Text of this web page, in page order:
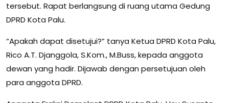
tersebut. Rapat berlangsung di ruang utama Gedung
DPRD Kota Palu.
“Apakah dapat disetujui?” tanya Ketua DPRD Kota Palu,
Rico A.T. Djanggola, S.Kom., M.Buss, kepada anggota
dewan yang hadir. Dijawab dengan persetujuan oleh
para anggota DPRD.